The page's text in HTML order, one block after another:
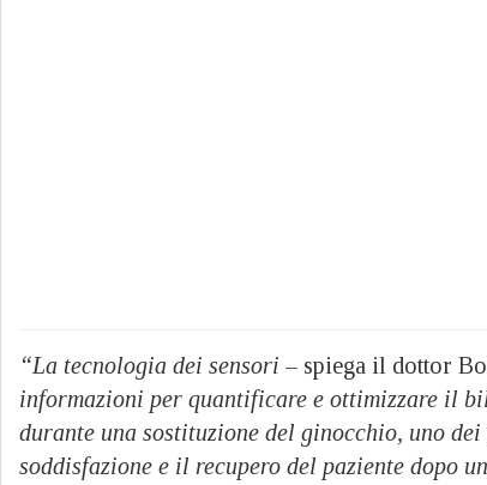
“La tecnologia dei sensori – spiega il dottor
informazioni per quantificare e ottimizzare il
durante una sostituzione del ginocchio, uno
soddisfazione e il recupero del paziente dopo